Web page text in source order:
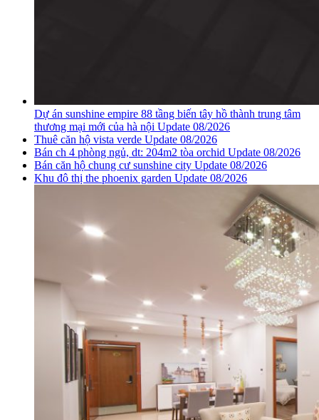
Dự án sunshine empire 88 tầng biến tây hồ thành trung tâm
thương mại mới của hà nội Update 08/2026
Thuê căn hộ vista verde Update 08/2026
Bán ch 4 phòng ngủ, dt: 204m2 tòa orchid Update 08/2026
Bán căn hộ chung cư sunshine city Update 08/2026
Khu đô thị the phoenix garden Update 08/2026